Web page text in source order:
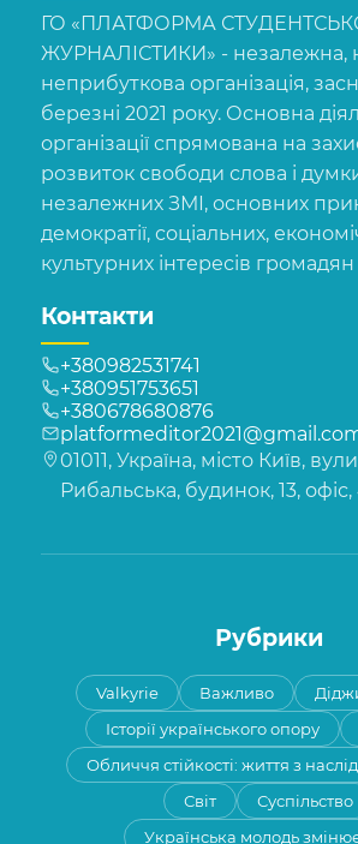
ГО «ПЛАТФОРМА
ЖУРНАЛІСТИКИ» - незалежна,
неприбуткова організація,
березні 2021 року. Основна
організації спрямована на
розвиток свободи слова і
незалежних ЗМІ, основних
демократії, соціальних,
культурних інтересів громадян
Контакти
+380982531741
+380951753651
+380678680876
01011, Україна, місто Київ,
Рибальська, будинок, 13, офіс,
Рубрики
Valkyrie Важливо
Історії українського опору
Обличчя стійкості: життя з
Світ
Суспільство
Українська молодь змінює